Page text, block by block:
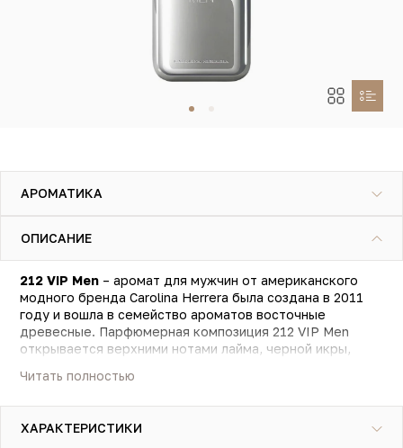
АРОМАТИКА
ОПИСАНИЕ
212 VIP Men – аромат для мужчин от американского
модного бренда Carolina Herrera была создана в 2011
году и вошла в семейство ароматов восточные
древесные. Парфюмерная композиция 212 VIP Men
открывается верхними нотами лайма, черной икры,
неповторимым сочетанием ароматов пикантных специй,
ароматы нот шлейфа: дорогая кожа, теплая амбра и
Читать полностью
ХАРАКТЕРИСТИКИ